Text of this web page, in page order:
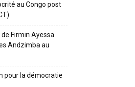
au Congo post
Firmin Ayessa
Andzimba au
pour la démocratie